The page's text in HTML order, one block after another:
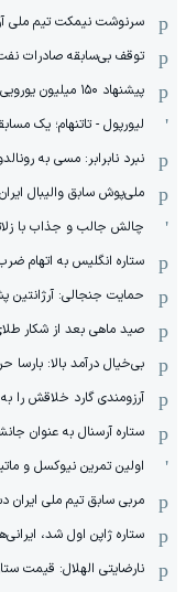
سرنوشت نیمکت تیم ملی
توقف بی‌سابقه صادرات
پیشنهاد ۱۵۰ میلیون یورویی برای پرز گران تمام شد
لیورپول - تاتنهام؛ یک
نبرد نابرابر: مسی به
ملی‌پوش سابق والیبال
چالش جالب و جذاب با
ستاره انگلیس به اتهام
حمایت جنجالی: آرژانتین
صید ماهی بعد از شکار
بی‌خیال درآمد بالا:
آرزومندی گارد خلاقش را به
ستاره آرسنال به عنوان
اولین تمرین نیوکسل و
مربی سابق تیم ملی ایران
ستاره ژاپن اول شد،
نارضایتی الهلال: قیمت